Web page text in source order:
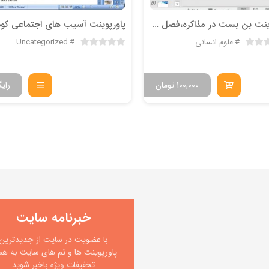
پاورپوینت بن بست در مذاکره،فصل 8 دكتر محمد رضا شعبانعلي
علوم انسانی
تومان100,000
Uncategorized
خبرنامه سایت
با عضویت در سایت از
پاورپوینت ها و تم های سایت به
تخفیفات ویژه باخبر شوید